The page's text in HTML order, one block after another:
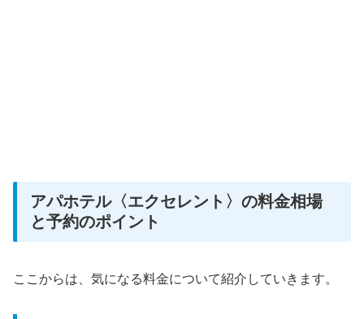
アパホテル〈エクセレント〉の料金相場
と予約のポイント
ここからは、気になる料金について紹介していきます。